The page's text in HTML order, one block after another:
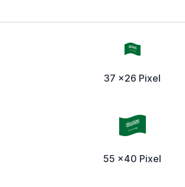
37 x26 Pixel
55 x40 Pixel